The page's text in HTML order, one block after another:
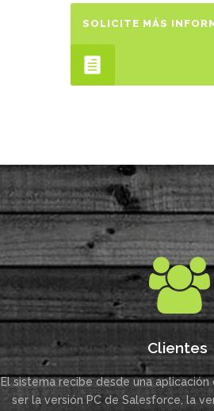
SOLICITE MÁS
Clientes
El sistema recibe desde una
ser la versión PC de Salesforce, la